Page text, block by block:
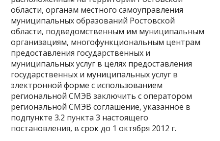
области, органам местного самоуправления
муниципальных образований Ростовской
области, подведомственным им муниципальным
организациям, многофункциональным центрам
предоставления государственных и
муниципальных услуг в целях предоставления
государственных и муниципальных услуг в
электронной форме с использованием
региональной СМЭВ заключить с оператором
региональной СМЭВ соглашение, указанное в
подпункте 3.2 пункта 3 настоящего
постановления, в срок до 1 октября 2012 г.